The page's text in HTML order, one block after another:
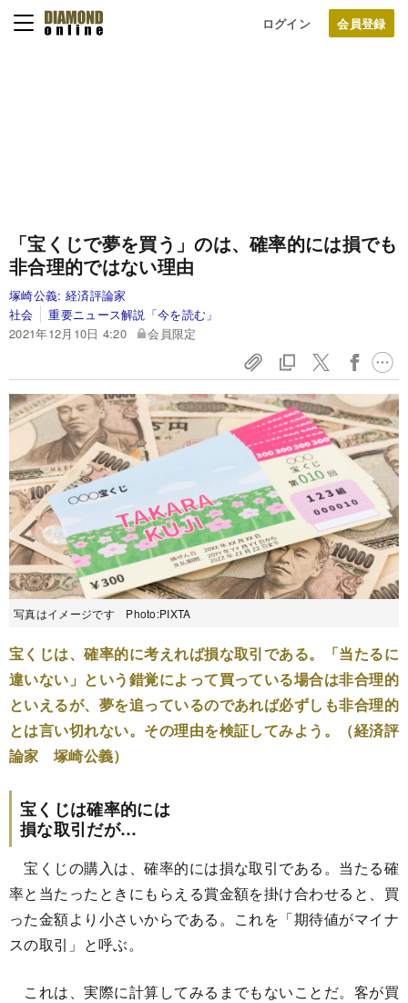
ログイン
「宝くじで夢を買う」のは、確率的には損でも
非合理的ではない理由
塚崎公義: 経済評論家
社会
重要ニュース解説「今を読む」
2021年12月10日 4:20
会員限定
写真はイメージです Photo:PIXTA
宝くじは、確率的に考えれば損な取引である。「当たるに
違いない」という錯覚によって買っている場合は非合理的
といえるが、夢を追っているのであれば必ずしも非合理的
とは言い切れない。その理由を検証してみよう。（経済評
論家 塚崎公義）
宝くじは確率的には
損な取引だが…
宝くじの購入は、確率的には損な取引である。当たる確
率と当たったときにもらえる賞金額を掛け合わせると、買
った金額より小さいからである。これを「期待値がマイナ
スの取引」と呼ぶ。
これは、実際に計算してみるまでもないことだ。客が買